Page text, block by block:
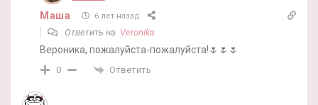
Маша 6 лет назад
Ответить на Veronika
Вероника, пожалуйста-пожалуйста!🌷🌷🌷
0 Ответить